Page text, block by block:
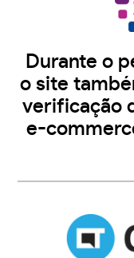
Durante o
o site
verificação
e-